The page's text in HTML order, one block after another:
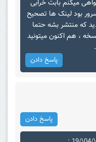
میکنم بابت خرابی
بود لینک ها تصحیح
که منتشر بشه حتما
، هم اکنون میتونید
پاسخ دادن
پاسخ دادن